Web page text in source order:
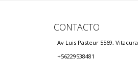
CONTACTO
Av Luis Pasteur 5569, Vitacura
+56229538481